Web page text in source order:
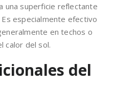
una superficie reflectante
especialmente efectivo
en techos o
calor del sol.
del